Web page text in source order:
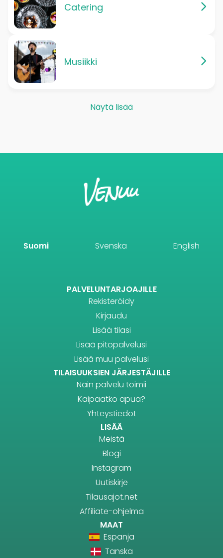
Catering
Musiikki
Näytä lisää
Suomi Svenska English
PALVELUNTARJOAJILLE
Rekisteröidy
Kirjaudu
Lisää tilasi
Lisää pitopalvelusi
Lisää muu palvelusi
TILAISUUKSIEN JÄRJESTÄJILLE
Näin palvelu toimii
Kaipaatko apua?
Yhteystiedot
LISÄÄ
Meistä
Blogi
Instagram
Uutiskirje
Tilausajot.net
Affiliate-ohjelma
MAAT
Espanja
Tanska